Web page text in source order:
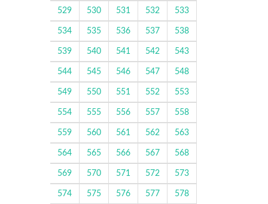
529 530 531 532 533
534 535 536 537 538
539 540 541 542 543
544 545 546 547 548
549 550 551 552 553
554 555 556 557 558
559 560 561 562 563
564 565 566 567 568
569 570 571 572 573
574 575 576 577 578